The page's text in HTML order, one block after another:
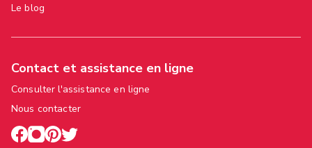
Le blog
Contact et assistance en ligne
Consulter l'assistance en ligne
Nous contacter